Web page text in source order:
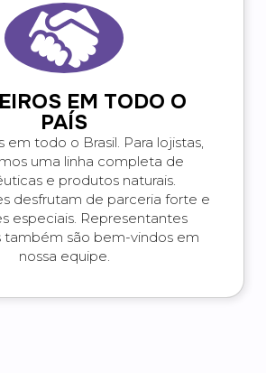
EM TODO O
PAÍS
todo o Brasil. Para lojistas,
uma linha completa de
e produtos naturais.
desfrutam de parceria forte e
especiais. Representantes
também são bem-vindos em
nossa equipe.